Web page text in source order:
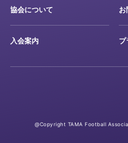
協会について
入会案内
お
プ
@Copyright TAMA Football